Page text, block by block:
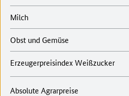
Milch
Obst und Gemüse
Erzeugerpreisindex Weißzucker
Absolute Agrarpreise